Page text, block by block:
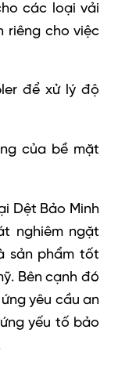
các loại vải
riêng cho việc
để xử lý độ
của bề mặt
Dệt Bảo Minh
nghiêm ngặt
sản phẩm tốt
Bên cạnh đó
yêu cầu an
yếu tố bảo